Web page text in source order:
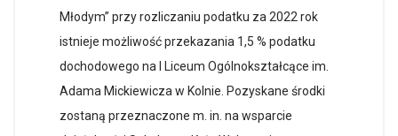
Młodym” przy rozliczaniu podatku za 2022 rok
istnieje możliwość przekazania 1,5 % podatku
dochodowego na I Liceum Ogólnokształcące im.
Adama Mickiewicza w Kolnie. Pozyskane środki
zostaną przeznaczone m. in. na wsparcie